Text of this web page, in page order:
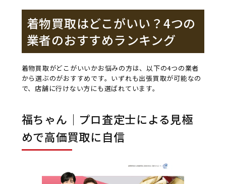
着物買取はどこがいい？4つの
業者のおすすめランキング
着物買取がどこがいいかお悩みの方は、以下の4つの業者
から選ぶのがおすすめです。いずれも出張買取が可能なの
で、店舗に行けない方にも選ばれています。
福ちゃん｜プロ査定士による見極
めで高価買取に自信